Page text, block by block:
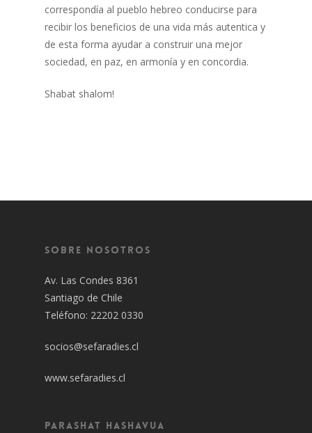
correspondía al pueblo hebreo conducirse para
recibir los beneficios de una vida más autentica y
de esta forma ayudar a construir una mejor
sociedad, en paz, en armonía y en concordia.
Shabat shalom!
Sobre Nosotros
Av. Las Condes 8361
Santiago de Chile
Teléfono: 22202 0330
socios@sefaradies.cl
www.sefaradies.cl
Parashat Hashavua